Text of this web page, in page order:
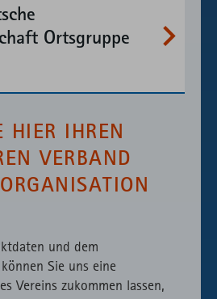
Ortsgruppe
HIER IHREN
VERBAND
und dem
Sie uns eine
Vereins zukommen lassen,